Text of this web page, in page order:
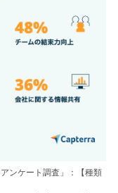
ンケート調査」：【種類